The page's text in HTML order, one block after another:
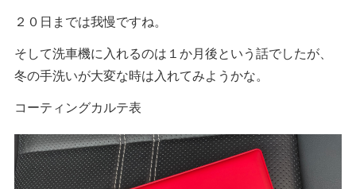
２０日までは我慢ですね。
そして洗車機に入れるのは１か月後という話でしたが、
冬の手洗いが大変な時は入れてみようかな。
コーティングカルテ表